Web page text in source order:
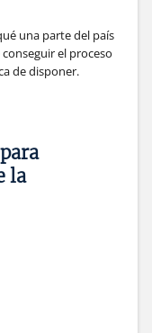
una parte del país
el proceso
de disponer.
la